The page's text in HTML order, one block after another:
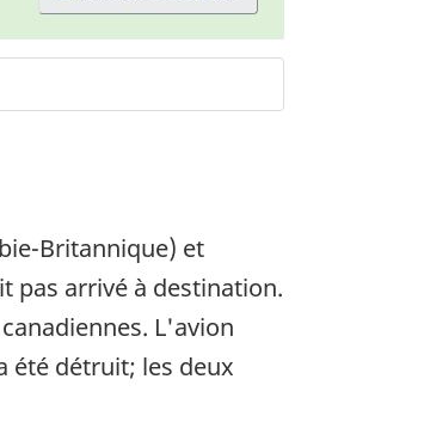
Britannique) et
pas arrivé à destination.
L'avion
été détruit; les deux